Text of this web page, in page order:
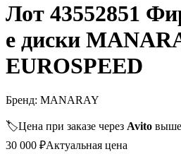
Лот 43552851
е диски
EUROSPEED
Бренд: MANARAY
🏷️Цена при заказе через Avito
30 000 ₽Актуальная цена